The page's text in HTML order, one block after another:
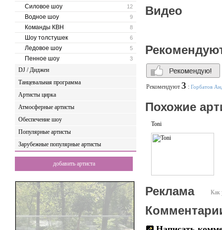
12
Силовое шоу
9
Водное шоу
8
Команды КВН
6
Шоу толстушек
5
Ледовое шоу
3
Пенное шоу
DJ / Диджеи
Танцевальная программа
Артисты цирка
Атмосферные артисты
Обеспечение шоу
Популярные артисты
Зарубежные популярные артисты
добавить артиста
Видео
Рекомендуют 3 : Горбатов
Похожие
Toni
Как
Реклама